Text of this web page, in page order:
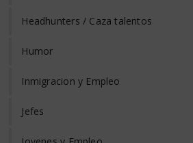
Headhunters / Caza talentos
Humor
Inmigracion y Empleo
Jefes